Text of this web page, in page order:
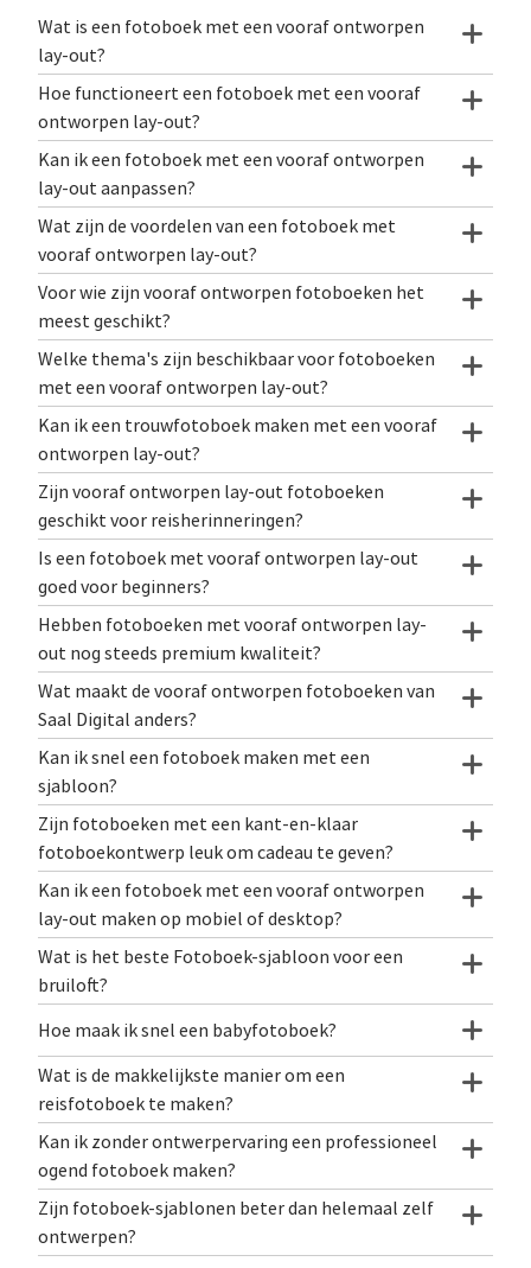
Wat is een fotoboek met een vooraf ontworpen
lay-out?
Hoe functioneert een fotoboek met een vooraf
ontworpen lay-out?
Kan ik een fotoboek met een vooraf ontworpen
lay-out aanpassen?
Wat zijn de voordelen van een fotoboek met
vooraf ontworpen lay-out?
Voor wie zijn vooraf ontworpen fotoboeken het
meest geschikt?
Welke thema's zijn beschikbaar voor fotoboeken
met een vooraf ontworpen lay-out?
Kan ik een trouwfotoboek maken met een vooraf
ontworpen lay-out?
Zijn vooraf ontworpen lay-out fotoboeken
geschikt voor reisherinneringen?
Is een fotoboek met vooraf ontworpen lay-out
goed voor beginners?
Hebben fotoboeken met vooraf ontworpen lay-
out nog steeds premium kwaliteit?
Wat maakt de vooraf ontworpen fotoboeken van
Saal Digital anders?
Kan ik snel een fotoboek maken met een
sjabloon?
Zijn fotoboeken met een kant-en-klaar
fotoboekontwerp leuk om cadeau te geven?
Kan ik een fotoboek met een vooraf ontworpen
lay-out maken op mobiel of desktop?
Wat is het beste Fotoboek-sjabloon voor een
bruiloft?
Hoe maak ik snel een babyfotoboek?
Wat is de makkelijkste manier om een
reisfotoboek te maken?
Kan ik zonder ontwerpervaring een professioneel
ogend fotoboek maken?
Zijn fotoboek-sjablonen beter dan helemaal zelf
ontwerpen?